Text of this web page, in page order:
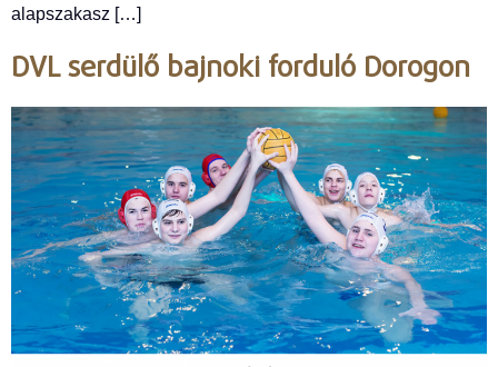
alapszakasz […]
DVL serdülő bajnoki forduló Dorogon